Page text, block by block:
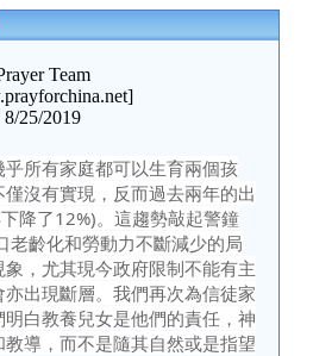
Team
8/25/2019
所有家庭都可以生育兩個孩
沒有實現，反而過去兩年的出
降了12%)。這趨勢敲起警鐘
齡化和勞動力不斷減少的局
，尤其現今政府限制不能有主
出現斷層。我們再次為信徒家
白教養兒女是他們的責任，神
導，而不是隨其自然或是指望